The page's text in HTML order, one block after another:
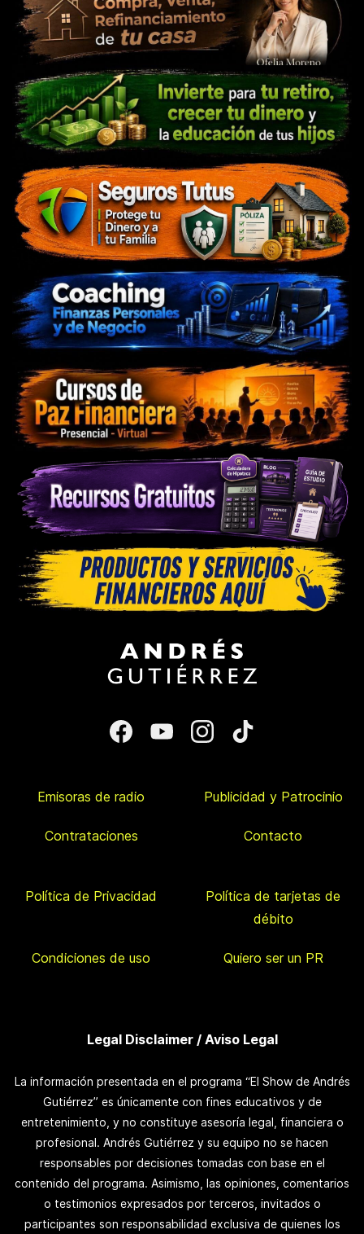
Emisoras de radio Publicidad y Patrocinio
Contrataciones Contacto
Política de Privacidad
Política de tarjetas de
débito
Condiciones de uso Quiero ser un PR
Legal Disclaimer / Aviso Legal
La información presentada en el programa “El Show de Andrés
Gutiérrez” es únicamente con fines educativos y de
entretenimiento, y no constituye asesoría legal, financiera o
profesional. Andrés Gutiérrez y su equipo no se hacen
responsables por decisiones tomadas con base en el
contenido del programa. Asimismo, las opiniones, comentarios
o testimonios expresados por terceros, invitados o
participantes son responsabilidad exclusiva de quienes los